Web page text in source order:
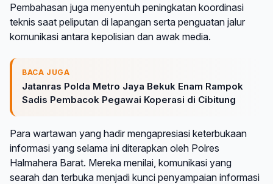
Pembahasan juga menyentuh peningkatan koordinasi
teknis saat peliputan di lapangan serta penguatan jalur
komunikasi antara kepolisian dan awak media.
BACA JUGA
Jatanras Polda Metro Jaya Bekuk Enam Rampok
Sadis Pembacok Pegawai Koperasi di Cibitung
Para wartawan yang hadir mengapresiasi keterbukaan
informasi yang selama ini diterapkan oleh Polres
Halmahera Barat. Mereka menilai, komunikasi yang
searah dan terbuka menjadi kunci penyampaian informasi